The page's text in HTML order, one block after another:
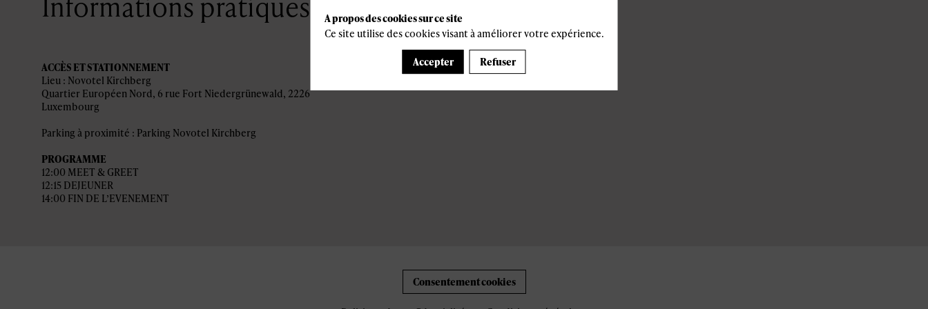
ACCÈS ET STATIONNEMENT
Lieu : Novotel Kirchberg
Quartier Européen Nord, 6 rue Fort Niedergrünewald, 2226
Luxembourg
Parking à proximité : Parking Novotel Kirchberg
PROGRAMME
12:00 MEET & GREET
12:15 DEJEUNER
14:00 FIN DE L’EVENEMENT
Consentement cookies
A propos des cookies sur ce site
Ce site utilise des cookies visant à améliorer votre expérience.
Accepter Refuser